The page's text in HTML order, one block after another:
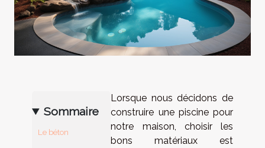
Sommaire
Le béton
Lorsque nous décidons de
construire une piscine pour
notre maison, choisir les
bons matériaux est